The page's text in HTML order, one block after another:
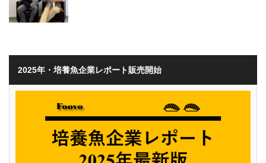
2025年・培養魚企業レポート販売開始